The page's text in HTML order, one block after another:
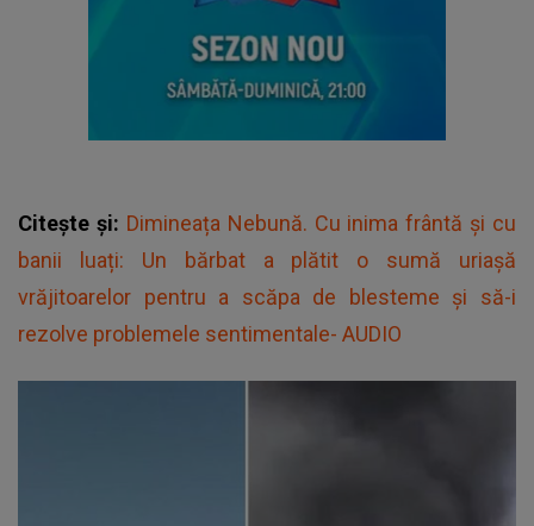
Citește și: Dimineața Nebună. Cu inima frântă și cu
banii luați: Un bărbat a plătit o sumă uriașă
vrăjitoarelor pentru a scăpa de blesteme și să-i
rezolve problemele sentimentale- AUDIO